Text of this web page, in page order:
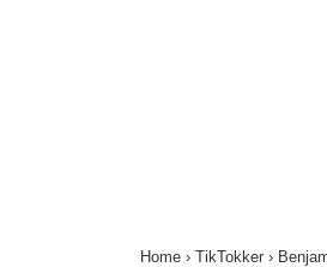
Home › TikTokker ›